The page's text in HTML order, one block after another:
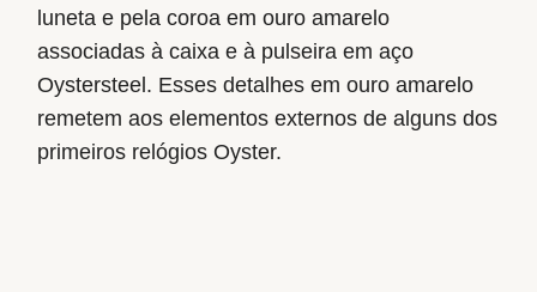
luneta e pela coroa em ouro amarelo
associadas à caixa e à pulseira em aço
Oystersteel. Esses detalhes em ouro amarelo
remetem aos elementos externos de alguns dos
primeiros relógios Oyster.